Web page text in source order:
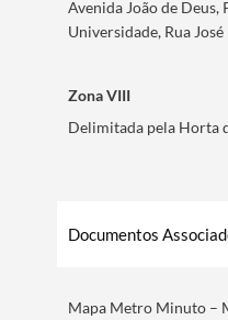
Avenida João de Deus,
Universidade, Rua
Zona VIII
Delimitada pela Horta
Documentos
Mapa Metro Minuto –